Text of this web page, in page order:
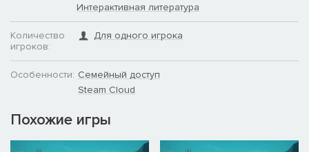
Интерактивная литература
Количество
игроков:
Для одного игрока
Особенности: Семейный доступ
Steam Cloud
Похожие игры